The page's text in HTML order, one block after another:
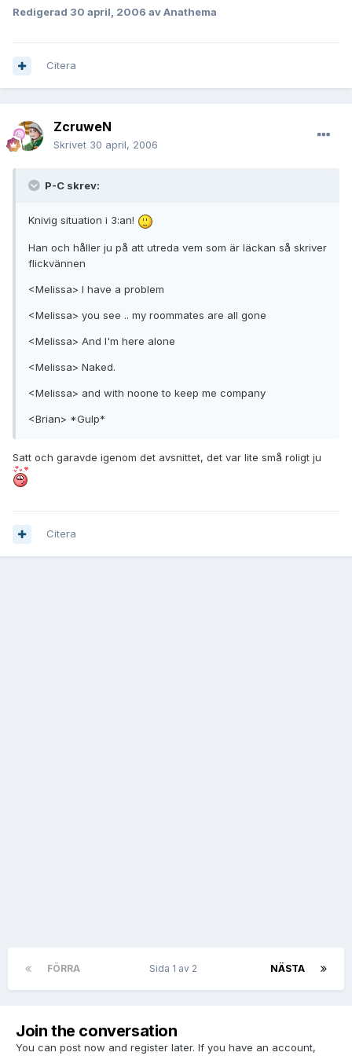
Redigerad 30 april, 2006 av Anathema
Citera
ZcruweN
Skrivet 30 april, 2006
P-C skrev:
Knivig situation i 3:an!
Han och håller ju på att utreda vem som är läckan så skriver
flickvännen
<Melissa> I have a problem
<Melissa> you see .. my roommates are all gone
<Melissa> And I'm here alone
<Melissa> Naked.
<Melissa> and with noone to keep me company
<Brian> *Gulp*
Satt och garavde igenom det avsnittet, det var lite små roligt ju
Citera
FÖRRA NÄSTA
Sida 1 av 2
Join the conversation
You can post now and register later. If you have an account,